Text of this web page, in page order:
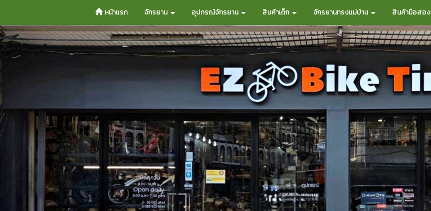
หน้าแรก จักรยาน อุปกรณ์จักรยาน สินค้าเด็ก จักรยานทรงแม่บ้าน สินค้ามือสอง